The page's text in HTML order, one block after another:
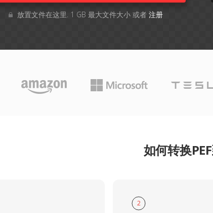
放置文件在这里. 1 GB 最大文件大小 或者 注册
如何转换
2